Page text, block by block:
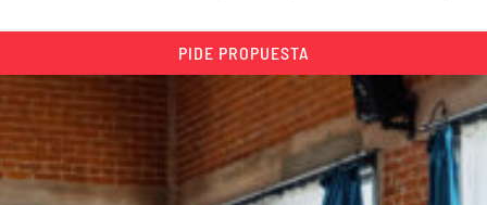
PIDE PROPUESTA